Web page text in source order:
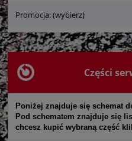
Promocja: (wybierz)
Części
Poniżej znajduje się schemat
Pod schematem znajduje się
chcesz kupić wybraną część